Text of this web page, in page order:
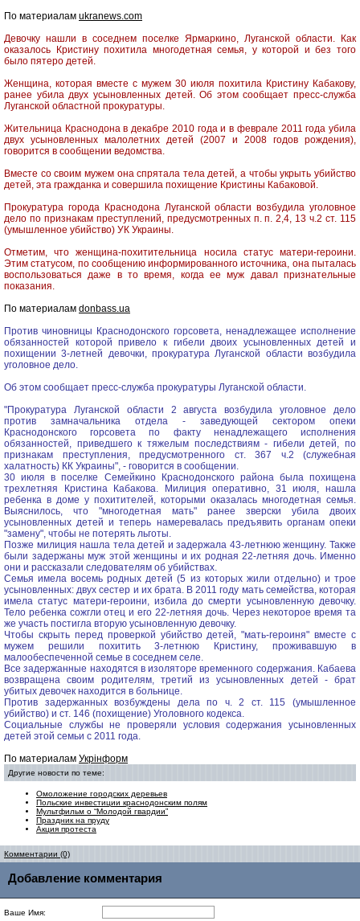
По материалам ukranews.com
Девочку нашли в соседнем поселке Ярмаркино, Луганской области. Как
оказалось Кристину похитила многодетная семья, у которой и без того
было пятеро детей.
Женщина, которая вместе с мужем 30 июля похитила Кристину Кабакову,
ранее убила двух усыновленных детей. Об этом сообщает пресс-служба
Луганской областной прокуратуры.
Жительница Краснодона в декабре 2010 года и в феврале 2011 года убила
двух усыновленных малолетних детей (2007 и 2008 годов рождения),
говорится в сообщении ведомства.
Вместе со своим мужем она спрятала тела детей, а чтобы укрыть убийство
детей, эта гражданка и совершила похищение Кристины Кабаковой.
Прокуратура города Краснодона Луганской области возбудила уголовное
дело по признакам преступлений, предусмотренных п. п. 2,4, 13 ч.2 ст. 115
(умышленное убийство) УК Украины.
Отметим, что женщина-похитительница носила статус матери-героини.
Этим статусом, по сообщению информированного источника, она пыталась
воспользоваться даже в то время, когда ее муж давал признательные
показания.
По материалам donbass.ua
Против чиновницы Краснодонского горсовета, ненадлежащее исполнение
обязанностей которой привело к гибели двоих усыновленных детей и
похищении 3-летней девочки, прокуратура Луганской области возбудила
уголовное дело.
Об этом сообщает пресс-служба прокуратуры Луганской области.
"Прокуратура Луганской области 2 августа возбудила уголовное дело
против замначальника отдела - заведующей сектором опеки
Краснодонского горсовета по факту ненадлежащего исполнения
обязанностей, приведшего к тяжелым последствиям - гибели детей, по
признакам преступления, предусмотренного ст. 367 ч.2 (служебная
халатность) КК Украины", - говорится в сообщении.
30 июля в поселке Семейкино Краснодонского района была похищена
трехлетняя Кристина Кабакова. Милиция оперативно, 31 июля, нашла
ребенка в доме у похитителей, которыми оказалась многодетная семья.
Выяснилось, что "многодетная мать" ранее зверски убила двоих
усыновленных детей и теперь намеревалась предъявить органам опеки
"замену", чтобы не потерять льготы.
Позже милиция нашла тела детей и задержала 43-летнюю женщину. Также
были задержаны муж этой женщины и их родная 22-летняя дочь. Именно
они и рассказали следователям об убийствах.
Семья имела восемь родных детей (5 из которых жили отдельно) и трое
усыновленных: двух сестер и их брата. В 2011 году мать семейства, которая
имела статус матери-героини, избила до смерти усыновленную девочку.
Тело ребенка сожгли отец и его 22-летняя дочь. Через некоторое время та
же участь постигла вторую усыновленную девочку.
Чтобы скрыть перед проверкой убийство детей, "мать-героиня" вместе с
мужем решили похитить 3-летнюю Кристину, проживавшую в
малообеспеченной семье в соседнем селе.
Все задержанные находятся в изоляторе временного содержания. Кабаева
возвращена своим родителям, третий из усыновленных детей - брат
убитых девочек находится в больнице.
Против задержанных возбуждены дела по ч. 2 ст. 115 (умышленное
убийство) и ст. 146 (похищение) Уголовного кодекса.
Социальные службы не проверяли условия содержания усыновленных
детей этой семьи с 2011 года.
По материалам Укрінформ
Другие новости по теме:
Омоложение городских деревьев
Польские инвестиции краснодонским полям
Мультфильм о “Молодой гвардии”
Праздник на пруду
Акция протеста
Комментарии (0)
Добавление комментария
Ваше Имя: